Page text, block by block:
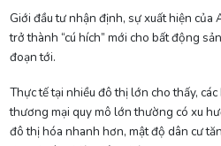
Giới đầu tư nhận định, sự xuất hiện của
trở thành “cú hích” mới cho bất động
đoạn tới.
Thực tế tại nhiều đô thị lớn cho thấy,
thương mại quy mô lớn thường có xu
đô thị hóa nhanh hơn, mật độ dân cư